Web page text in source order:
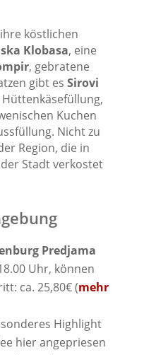
köstlichen
Klobasa, eine
, gebratene
gibt es Sirovi
Kuchen
Nicht zu
Region, die in
Stadt verkostet
Predjama
Uhr, können
ca. 25,80€ (mehr
Highlight
hier angepriesen